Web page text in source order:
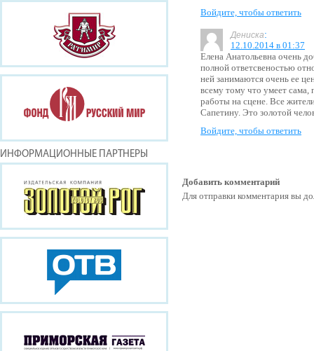
ИНФОРМАЦИОННЫЕ ПАРТНЕРЫ
Войдите, чтобы ответить
Дениска:
12.10.2014 в 01:37
Елена Анатольевна очень
полной ответсвеностью
ней занимаются очень ее
всему тому что умеет
работы на сцене. Все
Сапетину. Это золотой
Войдите, чтобы ответить
Добавить комментарий
Для отправки комментария вы